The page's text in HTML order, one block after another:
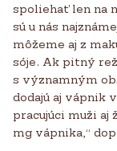
spoliehať len na
sú u nás
môžeme aj z
sóje. Ak pitný
s významným
dodajú aj vápnik
pracujúci muži aj
mg vápnika,“